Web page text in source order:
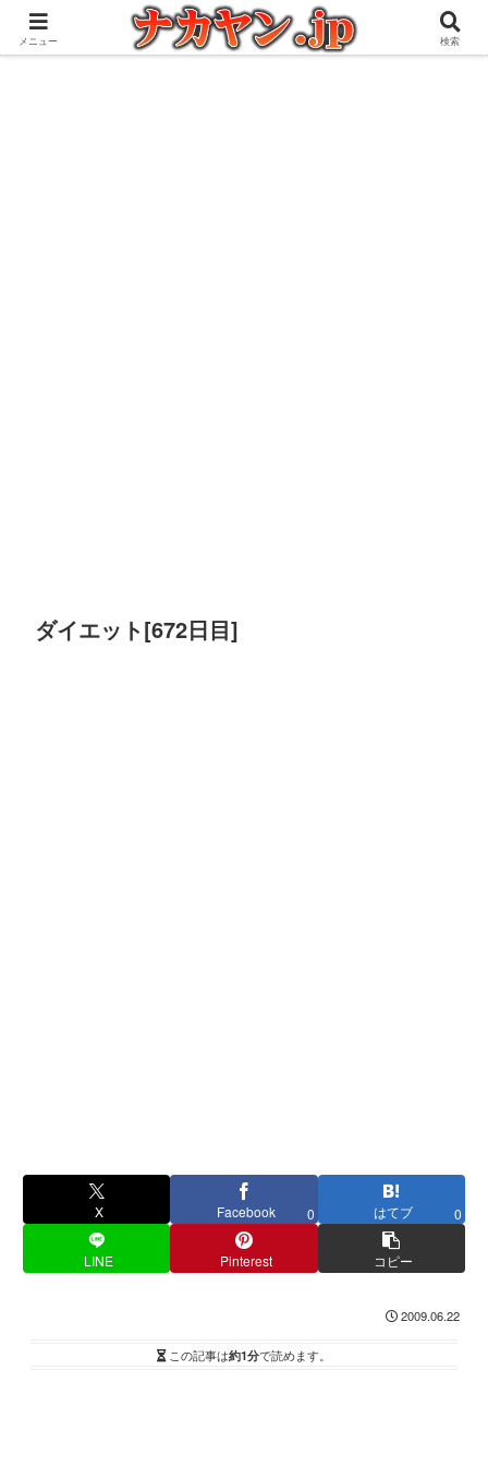
アウトドアとガジェット好きな管理人の愉快な日々を綴るブログ
ダイエット[672日目]
X Facebook 0 はてブ 0
LINE Pinterest コピー
2009.06.22
この記事は約1分で読めます。
メニュー 検索